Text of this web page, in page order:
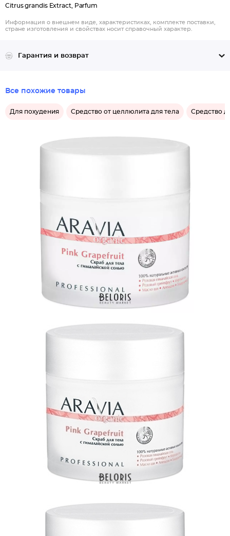
Citrus grandis Extract, Parfum
Информация о внешнем виде, характеристиках, комплекте поставки,
стране изготовления и свойствах носит справочный характер.
Гарантия и возврат
Все похожие товары
Для похудения Средство от целлюлита для тела Средство